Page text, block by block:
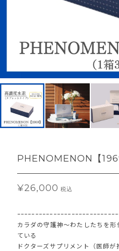
PHENOMENON【
¥26,000 税込
ｰｰｰｰｰｰｰｰｰｰｰｰｰｰｰｰｰｰｰｰｰｰｰｰｰｰｰ
カラダの守護神～わたしたちを
ている
ドクターズサプリメント（医師